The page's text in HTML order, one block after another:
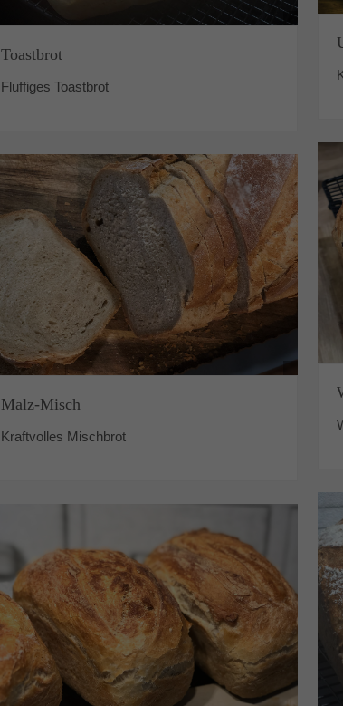
Toastbrot
Fluffiges Toastbrot
Malz-Misch
Kraftvolles Mischbrot